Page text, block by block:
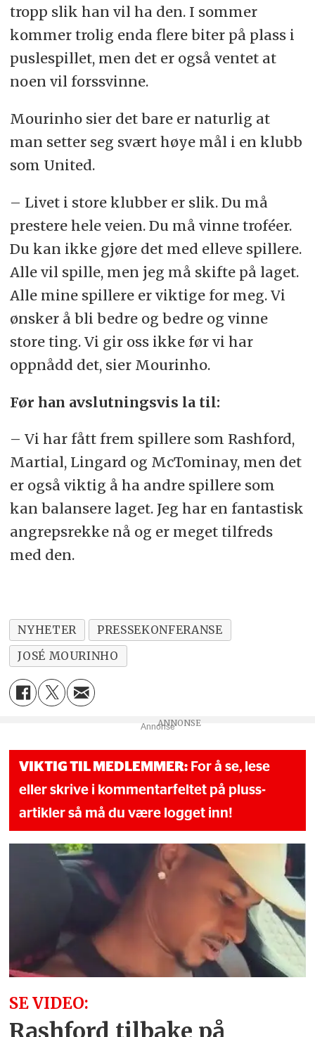
tropp slik han vil ha den. I sommer
kommer trolig enda flere biter på plass i
puslespillet, men det er også ventet at
noen vil forssvinne.
Mourinho sier det bare er naturlig at
man setter seg svært høye mål i en klubb
som United.
– Livet i store klubber er slik. Du må
prestere hele veien. Du må vinne troféer.
Du kan ikke gjøre det med elleve spillere.
Alle vil spille, men jeg må skifte på laget.
Alle mine spillere er viktige for meg. Vi
ønsker å bli bedre og bedre og vinne
store ting. Vi gir oss ikke før vi har
oppnådd det, sier Mourinho.
Før han avslutningsvis la til:
– Vi har fått frem spillere som Rashford,
Martial, Lingard og McTominay, men det
er også viktig å ha andre spillere som
kan balansere laget. Jeg har en fantastisk
angrepsrekke nå og er meget tilfreds
med den.
NYHETER
PRESSEKONFERANSE
JOSÉ MOURINHO
Annonse
VIKTIG TIL MEDLEMMER: For å se, lese
eller skrive i kommentarfeltet på pluss-
artikler så må du være logget inn!
SE VIDEO:
Rashford tilbake på